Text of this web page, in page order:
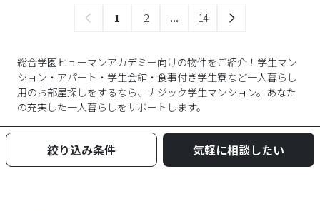
1 2 ... 14
総合学園ヒューマンアカデミー向けの物件をご紹介！学生マン
ション・アパート・学生会館・食事付き学生寮など一人暮らし
用のお部屋探しをするなら、ナジック学生マンション。あなた
の充実した一人暮らしをサポートします。
絞り込み条件 気軽に相談したい